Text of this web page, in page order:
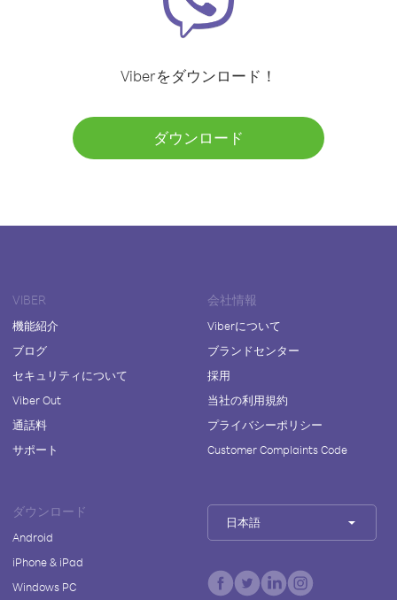
Viberをダウンロード！
ダウンロード
VIBER
機能紹介
ブログ
セキュリティについて
Viber Out
通話料
サポート
会社情報
Viberについて
ブランドセンター
採用
当社の利用規約
プライバシーポリシー
Customer Complaints Code
ダウンロード
Android
iPhone & iPad
Windows PC
日本語